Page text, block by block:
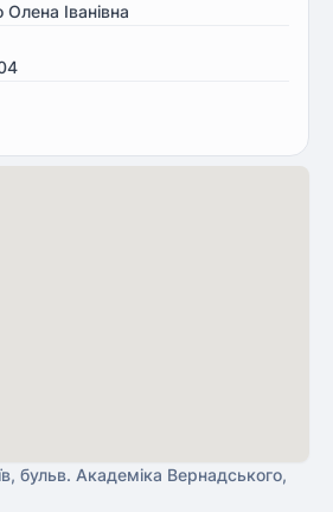
Іванівна
бульв. Академіка Вернадського,